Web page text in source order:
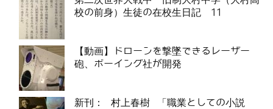
校の前身）生徒の在校生日記 11
【動画】ドローンを撃墜できるレーザー
砲、ボーイング社が開発
新刊： 村上春樹 「職業としての小説